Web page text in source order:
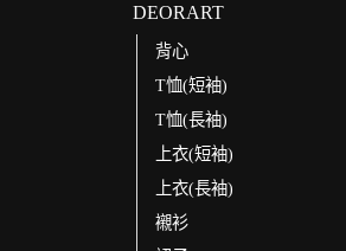
DEORART
背心
T恤(短袖)
T恤(長袖)
上衣(短袖)
上衣(長袖)
襯衫